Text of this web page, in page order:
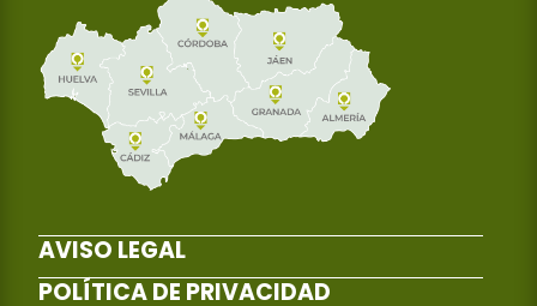
AVISO LEGAL
POLÍTICA DE PRIVACIDAD